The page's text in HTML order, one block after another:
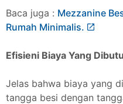
Baca juga : Mezzanine
Rumah Minimalis.
Efisieni Biaya Yang
Jelas bahwa biaya yang
tangga besi dengan